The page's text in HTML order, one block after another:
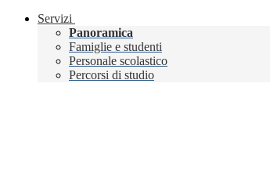
Servizi
Panoramica
Famiglie e studenti
Personale scolastico
Percorsi di studio